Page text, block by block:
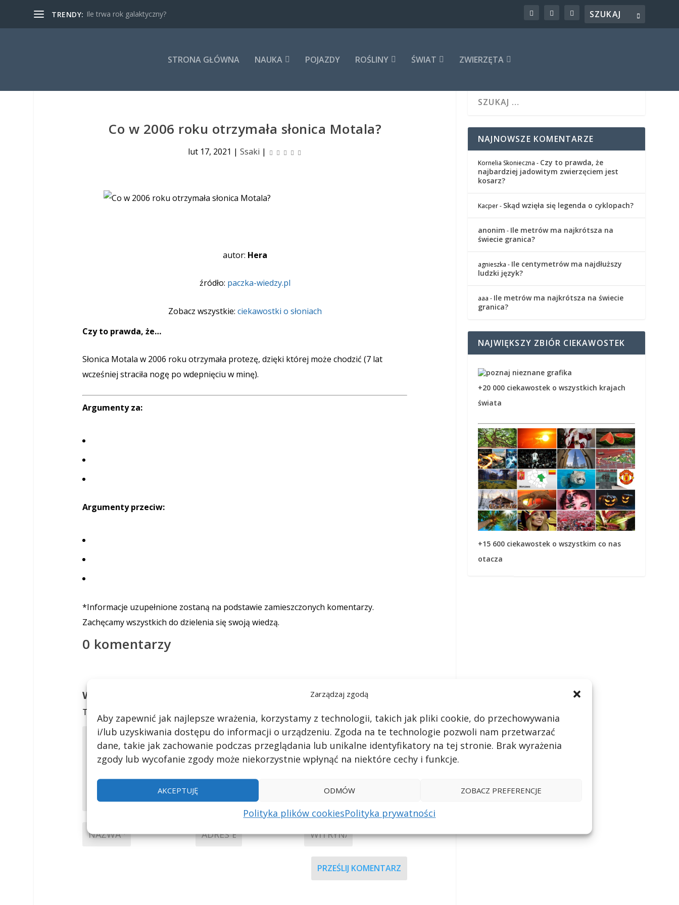
Zarządzaj zgodą
Aby zapewnić jak najlepsze wrażenia, korzystamy z technologii, takich jak pliki cookie, do przechowywania
i/lub uzyskiwania dostępu do informacji o urządzeniu. Zgoda na te technologie pozwoli nam przetwarzać
dane, takie jak zachowanie podczas przeglądania lub unikalne identyfikatory na tej stronie. Brak wyrażenia
zgody lub wycofanie zgody może niekorzystnie wpłynąć na niektóre cechy i funkcje.
AKCEPTUJĘ ODMÓW ZOBACZ PREFERENCJE
Polityka plików cookiesPolityka prywatności
TRENDY: Ile trwa rok galaktyczny?
STRONA GŁÓWNA NAUKA POJAZDY ROŚLINY ŚWIAT ZWIERZĘTA
Co w 2006 roku otrzymała słonica Motala?
lut 17, 2021 |Ssaki |
autor: Hera
źródło: paczka-wiedzy.pl
Zobacz wszystkie: ciekawostki o słoniach
Czy to prawda, że…
Słonica Motala w 2006 roku otrzymała protezę, dzięki której może chodzić (7 lat
wcześniej straciła nogę po wdepnięciu w minę).
Argumenty za:
Argumenty przeciw:
*Informacje uzupełnione zostaną na podstawie zamieszczonych komentarzy.
Zachęcamy wszystkich do dzielenia się swoją wiedzą.
0 komentarzy
Wyślij komentarz
Twój adres email nie zostanie opublikowany. Wymagane pola są oznaczone
PRZEŚLIJ KOMENTARZ
NAJNOWSZE KOMENTARZE
Kornelia Skonieczna - Czy to prawda, że
najbardziej jadowitym zwierzęciem jest
kosarz?
Kacper- Skąd wzięła się legenda o cyklopach?
anonim - Ile metrów ma najkrótsza na
świecie granica?
agnieszka - Ile centymetrów ma najdłuższy
ludzki język?
aaa - Ile metrów ma najkrótsza na świecie
granica?
NAJWIĘKSZY ZBIÓR CIEKAWOSTEK
+20 000 ciekawostek o wszystkich krajach
świata
+15 600 ciekawostek o wszystkim co nas
otacza